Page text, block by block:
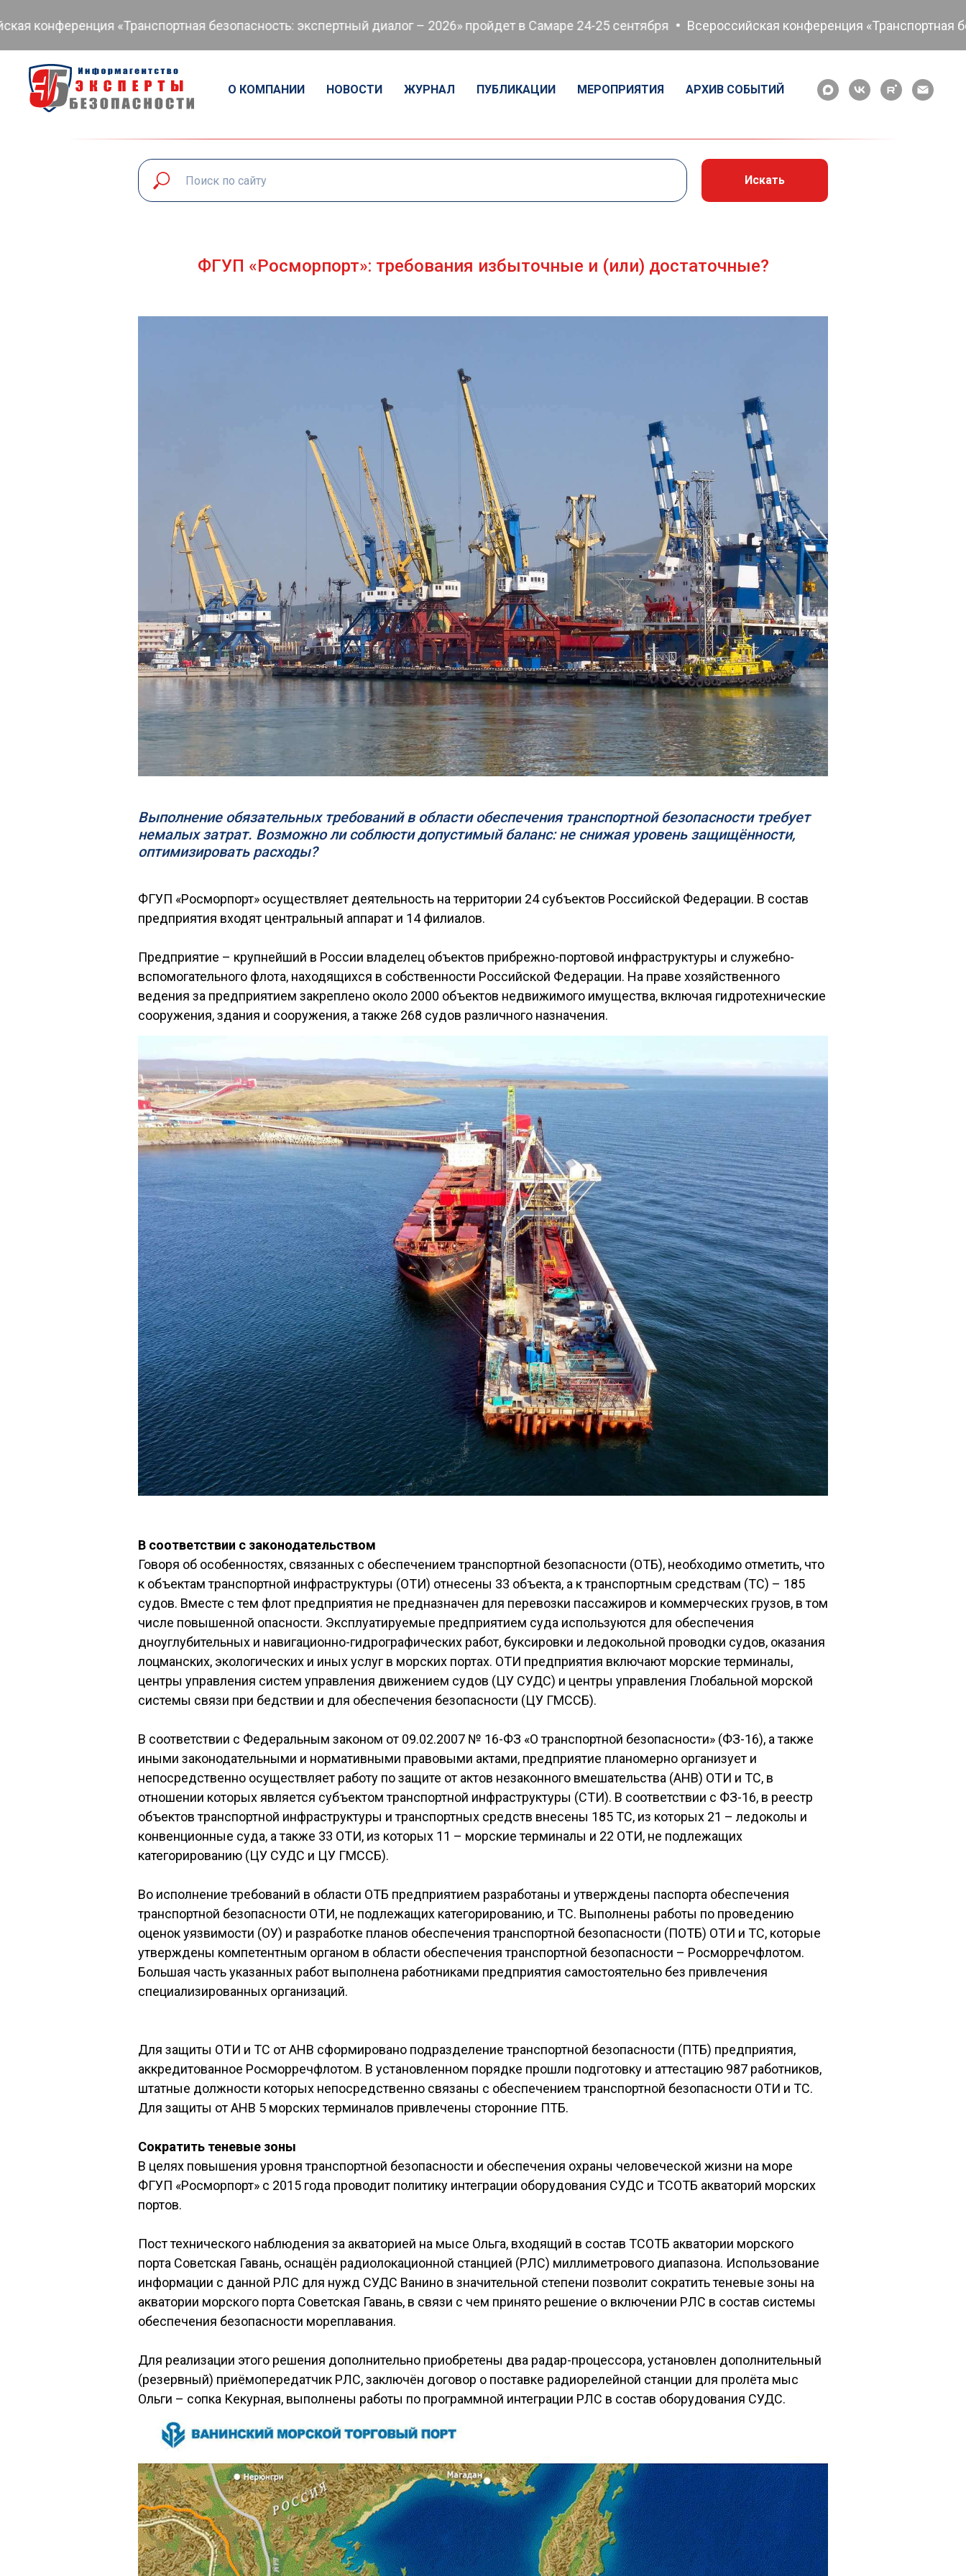
«Транспортная безопасность: экспертный диалог – 2026» пройдет в Самаре 24-25 сентября Всероссийская конференция «Транспортная
О КОМПАНИИ НОВОСТИ ЖУРНАЛ ПУБЛИКАЦИИ МЕРОПРИЯТИЯ АРХИВ СОБЫТИЙ
Искать
ФГУП «Росморпорт»: требования избыточные и (или) достаточные?
Выполнение обязательных требований в области обеспечения транспортной безопасности требует
немалых затрат. Возможно ли соблюсти допустимый баланс: не снижая уровень защищённости,
оптимизировать расходы?
ФГУП «Росморпорт» осуществляет деятельность на территории 24 субъектов Российской Федерации. В состав
предприятия входят центральный аппарат и 14 филиалов.
Предприятие – крупнейший в России владелец объектов прибрежно-портовой инфраструктуры и служебно-
вспомогательного флота, находящихся в собственности Российской Федерации. На праве хозяйственного
ведения за предприятием закреплено около 2000 объектов недвижимого имущества, включая гидротехнические
сооружения, здания и сооружения, а также 268 судов различного назначения.
В соответствии с законодательством
Говоря об особенностях, связанных с обеспечением транспортной безопасности (ОТБ), необходимо отметить, что
к объектам транспортной инфраструктуры (ОТИ) отнесены 33 объекта, а к транспортным средствам (ТС) – 185
судов. Вместе с тем флот предприятия не предназначен для перевозки пассажиров и коммерческих грузов, в том
числе повышенной опасности. Эксплуатируемые предприятием суда используются для обеспечения
дноуглубительных и навигационно-гидрографических работ, буксировки и ледокольной проводки судов, оказания
лоцманских, экологических и иных услуг в морских портах. ОТИ предприятия включают морские терминалы,
центры управления систем управления движением судов (ЦУ СУДС) и центры управления Глобальной морской
системы связи при бедствии и для обеспечения безопасности (ЦУ ГМССБ).
В соответствии с Федеральным законом от 09.02.2007 № 16-ФЗ «О транспортной безопасности» (ФЗ-16), а также
иными законодательными и нормативными правовыми актами, предприятие планомерно организует и
непосредственно осуществляет работу по защите от актов незаконного вмешательства (АНВ) ОТИ и ТС, в
отношении которых является субъектом транспортной инфраструктуры (СТИ). В соответствии с ФЗ-16, в реестр
объектов транспортной инфраструктуры и транспортных средств внесены 185 ТС, из которых 21 – ледоколы и
конвенционные суда, а также 33 ОТИ, из которых 11 – морские терминалы и 22 ОТИ, не подлежащих
категорированию (ЦУ СУДС и ЦУ ГМССБ).
Во исполнение требований в области ОТБ предприятием разработаны и утверждены паспорта обеспечения
транспортной безопасности ОТИ, не подлежащих категорированию, и ТС. Выполнены работы по проведению
оценок уязвимости (ОУ) и разработке планов обеспечения транспортной безопасности (ПОТБ) ОТИ и ТС, которые
утверждены компетентным органом в области обеспечения транспортной безопасности – Росморречфлотом.
Большая часть указанных работ выполнена работниками предприятия самостоятельно без привлечения
специализированных организаций.
Для защиты ОТИ и ТС от АНВ сформировано подразделение транспортной безопасности (ПТБ) предприятия,
аккредитованное Росморречфлотом. В установленном порядке прошли подготовку и аттестацию 987 работников,
штатные должности которых непосредственно связаны с обеспечением транспортной безопасности ОТИ и ТС.
Для защиты от АНВ 5 морских терминалов привлечены сторонние ПТБ.
Сократить теневые зоны
В целях повышения уровня транспортной безопасности и обеспечения охраны человеческой жизни на море
ФГУП «Росморпорт» с 2015 года проводит политику интеграции оборудования СУДС и ТСОТБ акваторий морских
портов.
Пост технического наблюдения за акваторией на мысе Ольга, входящий в состав ТСОТБ акватории морского
порта Советская Гавань, оснащён радиолокационной станцией (РЛС) миллиметрового диапазона. Использование
информации с данной РЛС для нужд СУДС Ванино в значительной степени позволит сократить теневые зоны на
акватории морского порта Советская Гавань, в связи с чем принято решение о включении РЛС в состав системы
обеспечения безопасности мореплавания.
Для реализации этого решения дополнительно приобретены два радар-процессора, установлен дополнительный
(резервный) приёмопередатчик РЛС, заключён договор о поставке радиорелейной станции для пролёта мыс
Ольги – сопка Кекурная, выполнены работы по программной интеграции РЛС в состав оборудования СУДС.